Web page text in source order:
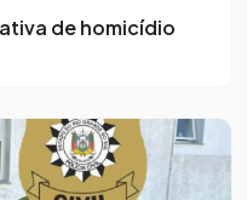
de homicídio